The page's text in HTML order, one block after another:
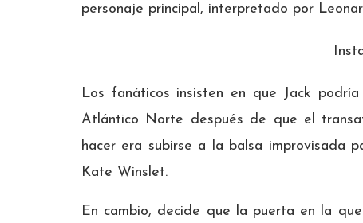
personaje principal, interpretado por
Los fanáticos insisten en que Jack
Atlántico Norte después de que el
hacer era subirse a la balsa improvisada
Kate Winslet.
En cambio, decide que la puerta en la